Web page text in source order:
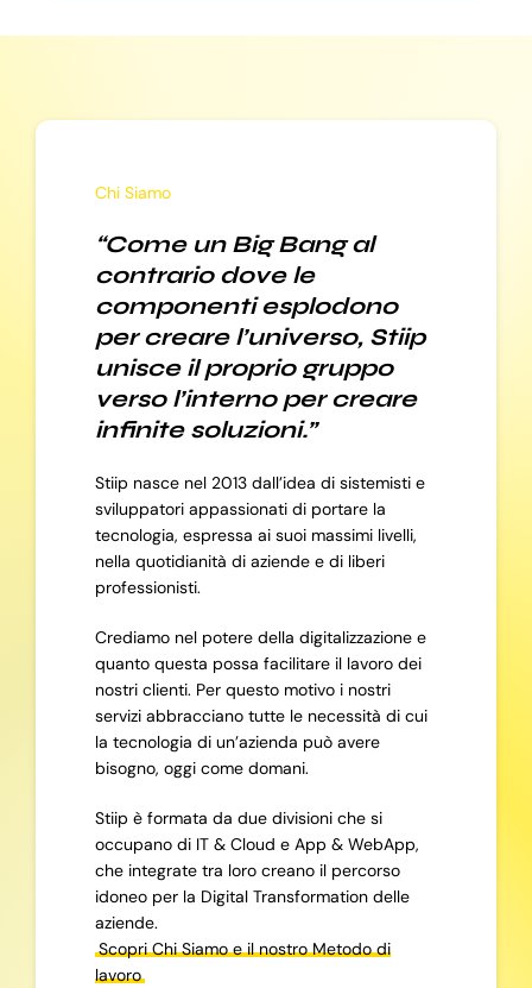
Chi Siamo
“Come un Big Bang al
contrario dove le
componenti esplodono
per creare l’universo, Stiip
unisce il proprio gruppo
verso l’interno per creare
infinite soluzioni.”
Stiip nasce nel 2013 dall’idea di sistemisti e
sviluppatori appassionati di portare la
tecnologia, espressa ai suoi massimi livelli,
nella quotidianità di aziende e di liberi
professionisti.
Crediamo nel potere della digitalizzazione e
quanto questa possa facilitare il lavoro dei
nostri clienti. Per questo motivo i nostri
servizi abbracciano tutte le necessità di cui
la tecnologia di un’azienda può avere
bisogno, oggi come domani.
Stiip è formata da due divisioni che si
occupano di IT & Cloud e App & WebApp,
che integrate tra loro creano il percorso
idoneo per la Digital Transformation delle
aziende.
Scopri Chi Siamo e il nostro Metodo di
lavoro